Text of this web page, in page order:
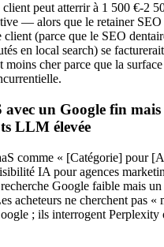
client peut atterrir à 1 500 €-2
— alors que le retainer SEO
(parce que le SEO
en local search) se
cher parce que la
avec un Google fin mais
LLM élevée
comme « [Catégorie] pour
IA pour agences
Google faible mais
acheteurs ne cherchent pas «
; ils interrogent Perplexity